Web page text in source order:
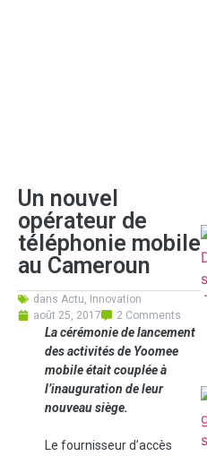
Un nouvel
opérateur de
téléphonie mobile
au Cameroun
dans Actu, Innovation
août 25, 2017
2 Comments
La cérémonie de lancement
des activités de Yoomee
mobile était couplée à
l’inauguration de leur
nouveau siège.
Le fournisseur d’accès